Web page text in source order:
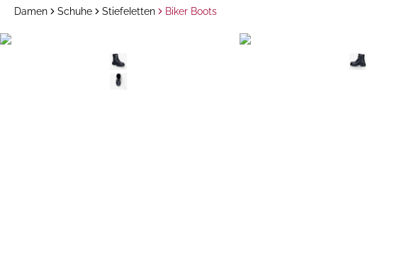
Damen Schuhe Stiefeletten Biker Boots